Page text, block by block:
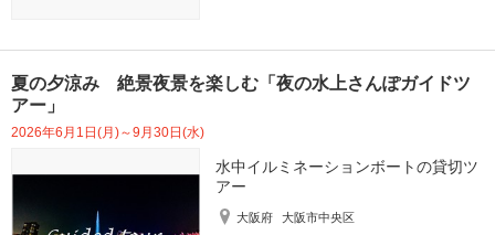
夏の夕涼み 絶景夜景を楽しむ「夜の水上さんぽガイドツ
アー」
2026年6月1日(月)～9月30日(水)
水中イルミネーションボートの貸切ツ
アー
大阪府
大阪市中央区